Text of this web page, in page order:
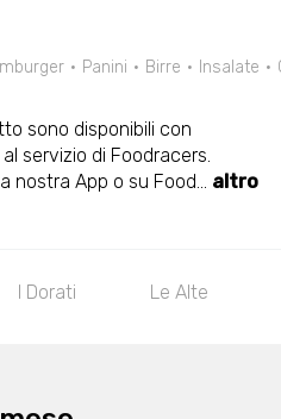
Panini Birre Insalate
sono disponibili con
servizio di Foodracers.
nostra App o su Food... altro
Le Di Mezzo Le